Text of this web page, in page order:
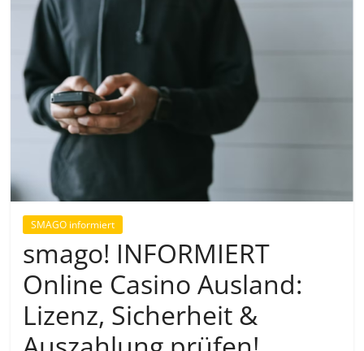
SMAGO informiert
smago! INFORMIERT
Online Casino Ausland:
Lizenz, Sicherheit &